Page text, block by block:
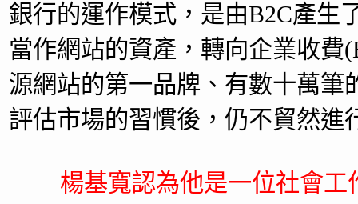
銀行的運作模式，是由B2C產生
當作網站的資產，轉向企業收費
源網站的第一品牌、有數十萬筆
評估市場的習慣後，仍不貿然進
楊基寬認為他是一位社會